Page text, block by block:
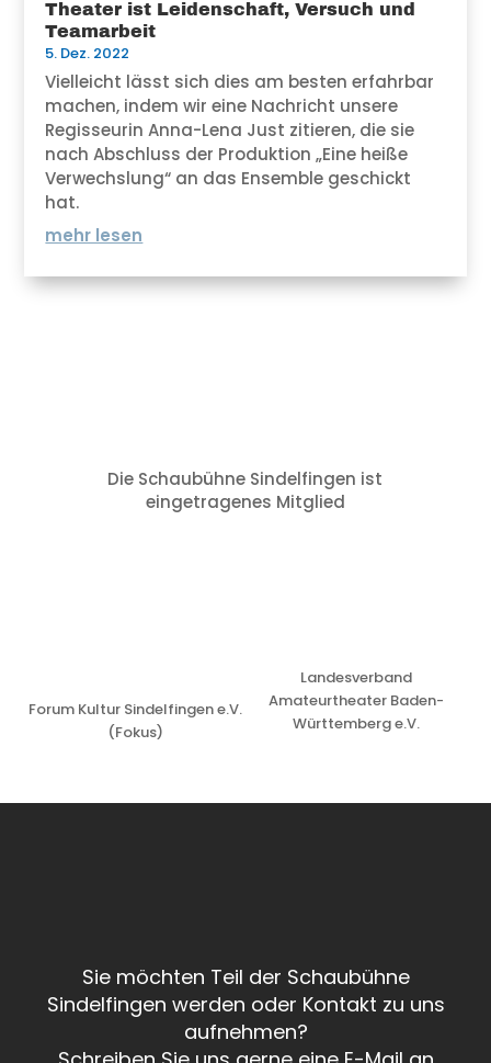
Theater ist Leidenschaft, Versuch und
Teamarbeit
5. Dez. 2022
Vielleicht lässt sich dies am besten erfahrbar
machen, indem wir eine Nachricht unsere
Regisseurin Anna-Lena Just zitieren, die sie
nach Abschluss der Produktion „Eine heiße
Verwechslung“ an das Ensemble geschickt
hat.
mehr lesen
Die Schaubühne Sindelfingen ist
eingetragenes Mitglied
Forum Kultur Sindelfingen e.V.
(Fokus)
Landesverband
Amateurtheater Baden-
Württemberg e.V.
Sie möchten Teil der Schaubühne
Sindelfingen werden oder Kontakt zu uns
aufnehmen?